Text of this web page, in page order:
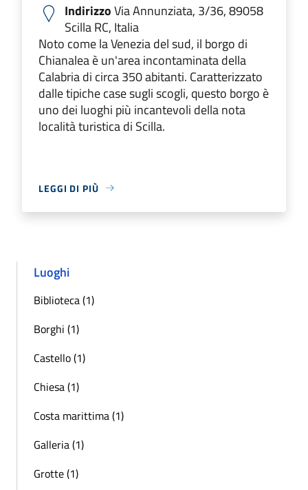
IndirizzoVia Annunziata, 3/36, 89058
Scilla RC, Italia
Noto come la Venezia del sud, il borgo di
Chianalea è un'area incontaminata della
Calabria di circa 350 abitanti. Caratterizzato
dalle tipiche case sugli scogli, questo borgo è
uno dei luoghi più incantevoli della nota
località turistica di Scilla.
LEGGI DI PIÙ
Luoghi
Biblioteca (1)
Borghi (1)
Castello (1)
Chiesa (1)
Costa marittima (1)
Galleria (1)
Grotte (1)